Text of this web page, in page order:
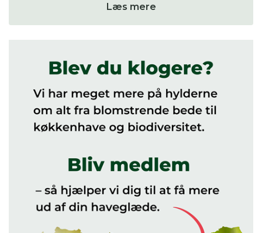
remme, som man spænder op omkring rodklumpen.
lave barkskader på træstammen.
Læs mere